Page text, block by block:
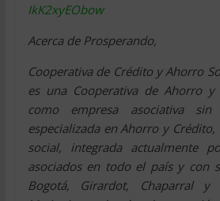
IkK2xyEObow
Acerca de Prosperando,
Cooperativa de Crédito y Ahorro
es una Cooperativa de Ahorro y
como empresa asociativa
especializada en Ahorro y
social, integrada actualmente
asociados en todo el país y con
Bogotá, Girardot, Chaparral y